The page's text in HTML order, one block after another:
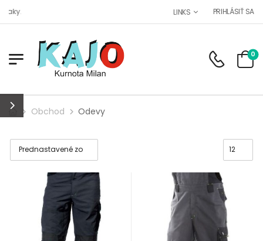
LINKS PRIHLÁSIŤ SA
0
Obchod Odevy